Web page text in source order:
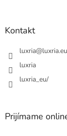
Kontakt
luxria@luxria.eu
luxria
luxria_eu/
Prijímame